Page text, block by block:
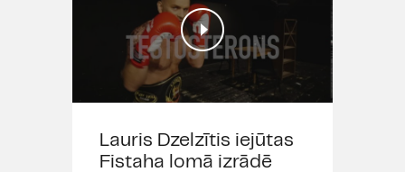
Lauris Dzelzītis iejūtas
Fistaha lomā izrādē